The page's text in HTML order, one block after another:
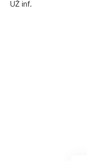
UŽ inf.